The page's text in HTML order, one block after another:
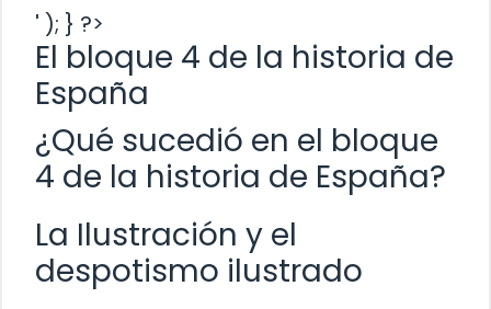
' ); } ?>
El bloque 4 de la historia de
España
¿Qué sucedió en el bloque
4 de la historia de España?
La Ilustración y el
despotismo ilustrado